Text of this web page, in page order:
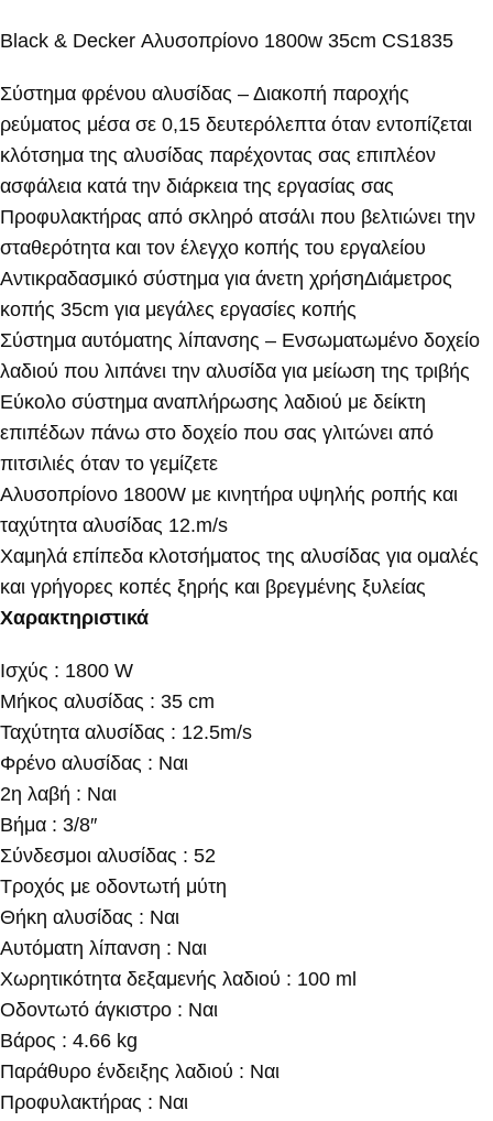
Black & Decker Αλυσοπρίονο 1800w 35cm CS1835
Σύστημα φρένου αλυσίδας – Διακοπή παροχής
ρεύματος μέσα σε 0,15 δευτερόλεπτα όταν εντοπίζεται
κλότσημα της αλυσίδας παρέχοντας σας επιπλέον
ασφάλεια κατά την διάρκεια της εργασίας σας
Προφυλακτήρας από σκληρό ατσάλι που βελτιώνει την
σταθερότητα και τον έλεγχο κοπής του εργαλείου
Αντικραδασμικό σύστημα για άνετη χρήσηΔιάμετρος
κοπής 35cm για μεγάλες εργασίες κοπής
Σύστημα αυτόματης λίπανσης – Ενσωματωμένο δοχείο
λαδιού που λιπάνει την αλυσίδα για μείωση της τριβής
Εύκολο σύστημα αναπλήρωσης λαδιού με δείκτη
επιπέδων πάνω στο δοχείο που σας γλιτώνει από
πιτσιλιές όταν το γεμίζετε
Αλυσοπρίονο 1800W με κινητήρα υψηλής ροπής και
ταχύτητα αλυσίδας 12.m/s
Χαμηλά επίπεδα κλοτσήματος της αλυσίδας για ομαλές
και γρήγορες κοπές ξηρής και βρεγμένης ξυλείας
Χαρακτηριστικά
Ισχύς : 1800 W
Μήκος αλυσίδας : 35 cm
Ταχύτητα αλυσίδας : 12.5m/s
Φρένο αλυσίδας : Ναι
2η λαβή : Ναι
Βήμα : 3/8″
Σύνδεσμοι αλυσίδας : 52
Τροχός με οδοντωτή μύτη
Θήκη αλυσίδας : Ναι
Αυτόματη λίπανση : Ναι
Χωρητικότητα δεξαμενής λαδιού : 100 ml
Οδοντωτό άγκιστρο : Ναι
Βάρος : 4.66 kg
Παράθυρο ένδειξης λαδιού : Ναι
Προφυλακτήρας : Ναι